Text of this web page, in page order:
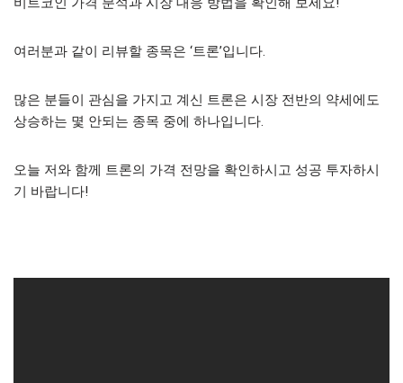
여러분과 같이 리뷰할 종목은 ‘트론’입니다.
많은 분들이 관심을 가지고 계신 트론은 시장 전반의 약세에도
상승하는 몇 안되는 종목 중에 하나입니다.
오늘 저와 함께 트론의 가격 전망을 확인하시고 성공 투자하시
기 바랍니다!